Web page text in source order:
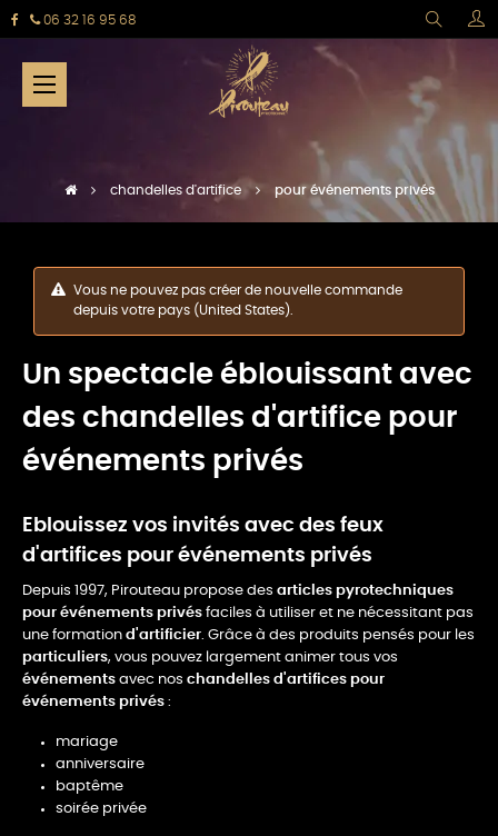
06 32 16 95 68
Basculer
la
☰
chandelles d'artifice pour événements privés
Vous ne pouvez pas créer de nouvelle commande
depuis votre pays (United States).
Un spectacle éblouissant avec
des chandelles d'artifice pour
événements privés
Eblouissez vos invités avec des feux
d'artifices pour événements privés
Depuis 1997, Pirouteau propose des articles pyrotechniques
pour événements privés faciles à utiliser et ne nécessitant pas
une formation d'artificier. Grâce à des produits pensés pour les
particuliers, vous pouvez largement animer tous vos
événements avec nos chandelles d'artifices pour
événements privés :
mariage
anniversaire
baptême
soirée privée